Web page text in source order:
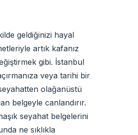
geldiğinizi hayal
artık kafanız
gibi. İstanbul
veya tarihi bir
olağanüstü
belgeyle canlandırır.
seyahat belgelerini
ne sıklıkla